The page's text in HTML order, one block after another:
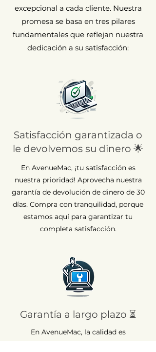
excepcional a cada cliente. Nuestra
promesa se basa en tres pilares
fundamentales que reflejan nuestra
dedicación a su satisfacción:
Satisfacción garantizada o
le devolvemos su dinero 🌟
En AvenueMac, ¡tu satisfacción es
nuestra prioridad! Aprovecha nuestra
garantía de devolución de dinero de 30
días. Compra con tranquilidad, porque
estamos aquí para garantizar tu
completa satisfacción.
Garantía a largo plazo ⏳
En AvenueMac, la calidad es